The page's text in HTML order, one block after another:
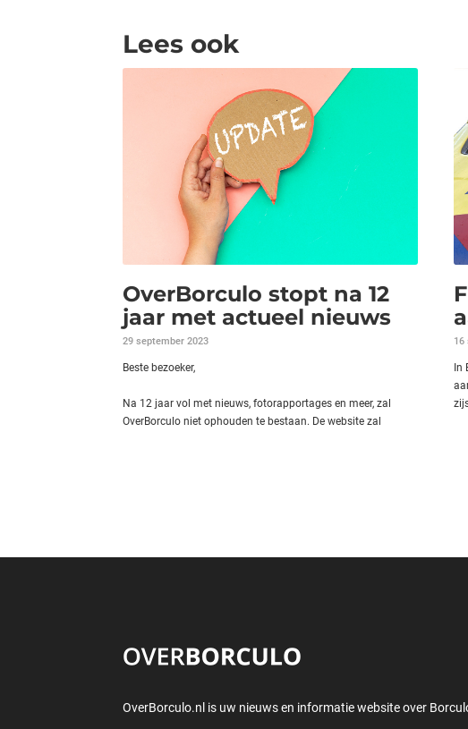
Lees ook
OverBorculo stopt na 12
jaar met actueel nieuws
29 september 2023
Beste bezoeker,
Na 12 jaar vol met nieuws, fotorapportages en meer, zal
OverBorculo niet ophouden te bestaan. De website zal
16
In
OverBorculo.nl is uw nieuws en informatie website over